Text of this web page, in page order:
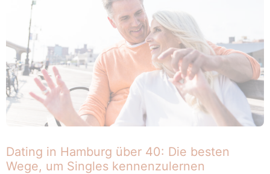
Dating in Hamburg über 40: Die besten
Wege, um Singles kennenzulernen